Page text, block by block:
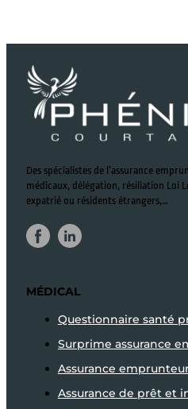
Des spécialistes de l’assurance
médicaux, délégation, résiliation Loi
expatrié ou résidents étrangers,…
MÉDICAL
Questionnaire santé
Surprime assurance
Assurance
Assurance de prêt et